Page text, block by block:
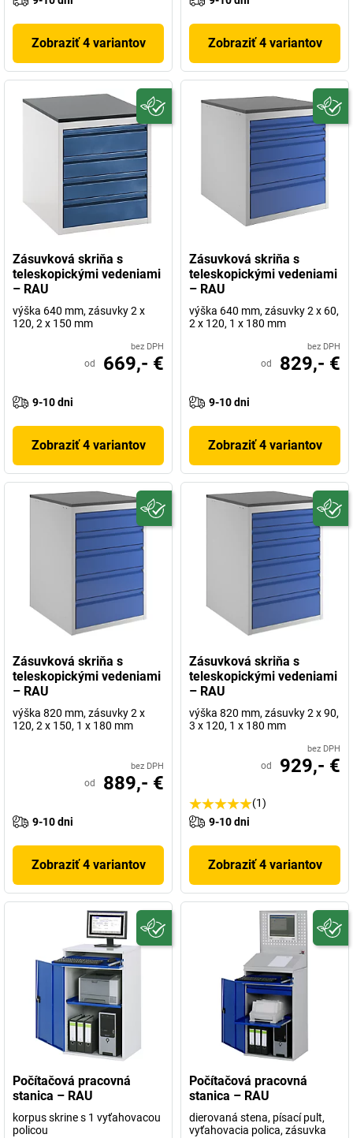
Zobraziť 4 variantov Zobraziť 4 variantov
Zásuvková skriňa s
teleskopickými vedeniami
– RAU
výška 640 mm, zásuvky 2 x
120, 2 x 150 mm
bez DPH
od 669,- €
9-10 dni
Zobraziť 4 variantov
Zásuvková skriňa s
teleskopickými vedeniami
– RAU
výška 640 mm, zásuvky 2 x 60,
2 x 120, 1 x 180 mm
bez DPH
od 829,- €
9-10 dni
Zobraziť 4 variantov
Zásuvková skriňa s
teleskopickými vedeniami
– RAU
výška 820 mm, zásuvky 2 x
120, 2 x 150, 1 x 180 mm
bez DPH
od 889,- €
9-10 dni
Zobraziť 4 variantov
Zásuvková skriňa s
teleskopickými vedeniami
– RAU
výška 820 mm, zásuvky 2 x 90,
3 x 120, 1 x 180 mm
bez DPH
od 929,- €
(1)
9-10 dni
Zobraziť 4 variantov
Počítačová pracovná
stanica – RAU
korpus skrine s 1 vyťahovacou
policou
Počítačová pracovná
stanica – RAU
dierovaná stena, písací pult,
vyťahovacia polica, zásuvka